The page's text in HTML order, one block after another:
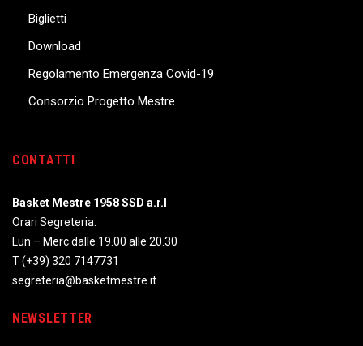
Biglietti
Download
Regolamento Emergenza Covid-19
Consorzio Progetto Mestre
CONTATTI
Basket Mestre 1958 SSD a.r.l
Orari Segreteria:
Lun – Merc dalle 19.00 alle 20.30
T(+39) 320 7147731
segreteria@basketmestre.it
NEWSLETTER